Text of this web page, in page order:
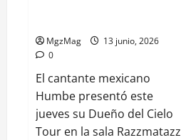
MgzMag
13 junio, 2026
0
El cantante mexicano
Humbe presentó este
jueves su Dueño del Cielo
Tour en la sala Razzmatazz